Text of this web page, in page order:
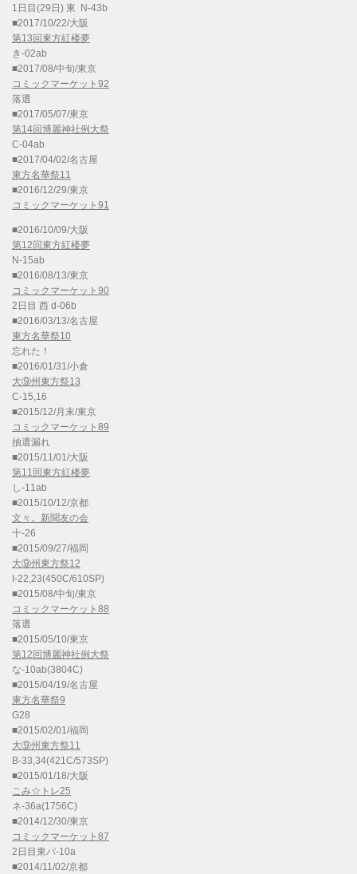
1日目(29日) 東 N-43b
■2017/10/22/大阪
第13回東方紅楼夢
き-02ab
■2017/08/中旬/東京
コミックマーケット92
落選
■2017/05/07/東京
第14回博麗神社例大祭
C-04ab
■2017/04/02/名古屋
東方名華祭11
■2016/12/29/東京
コミックマーケット91
■2016/10/09/大阪
第12回東方紅楼夢
N-15ab
■2016/08/13/東京
コミックマーケット90
2日目 西 d-06b
■2016/03/13/名古屋
東方名華祭10
忘れた！
■2016/01/31/小倉
大⑨州東方祭13
C-15,16
■2015/12/月末/東京
コミックマーケット89
抽選漏れ
■2015/11/01/大阪
第11回東方紅楼夢
し-11ab
■2015/10/12/京都
文々。新聞友の会
十-26
■2015/09/27/福岡
大⑨州東方祭12
I-22,23(450C/610SP)
■2015/08/中旬/東京
コミックマーケット88
落選
■2015/05/10/東京
第12回博麗神社例大祭
な-10ab(3804C)
■2015/04/19/名古屋
東方名華祭9
G28
■2015/02/01/福岡
大⑨州東方祭11
B-33,34(421C/573SP)
■2015/01/18/大阪
こみ☆トレ25
ネ-36a(1756C)
■2014/12/30/東京
コミックマーケット87
2日目東パ-10a
■2014/11/02/京都